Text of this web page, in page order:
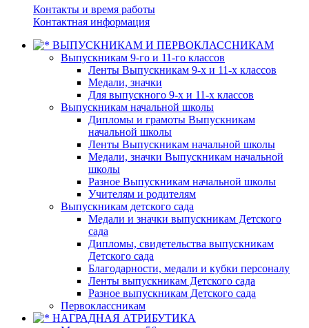
Контакты и время работы
Контактная информация
ВЫПУСКНИКАМ И ПЕРВОКЛАССНИКАМ
Выпускникам 9-го и 11-го классов
Ленты Выпускникам 9-х и 11-х классов
Медали, значки
Для выпускного 9-х и 11-х классов
Выпускникам начальной школы
Дипломы и грамоты Выпускникам
начальной школы
Ленты Выпускникам начальной школы
Медали, значки Выпускникам начальной
школы
Разное Выпускникам начальной школы
Учителям и родителям
Выпускникам детского сада
Медали и значки выпускникам Детского
сада
Дипломы, свидетельства выпускникам
Детского сада
Благодарности, медали и кубки персоналу
Ленты выпускникам Детского сада
Разное выпускникам Детского сада
Первоклассникам
НАГРАДНАЯ АТРИБУТИКА